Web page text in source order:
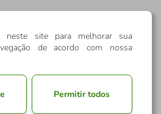
neste site para melhorar sua
de acordo com nossa
Permitir todos